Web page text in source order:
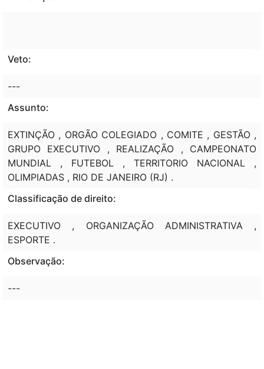
Veto:
---
Assunto:
EXTINÇÃO , ORGÃO COLEGIADO , COMITE , GESTÃO ,
GRUPO EXECUTIVO , REALIZAÇÃO , CAMPEONATO
MUNDIAL , FUTEBOL , TERRITORIO NACIONAL ,
OLIMPIADAS , RIO DE JANEIRO (RJ) .
Classificação de direito:
EXECUTIVO , ORGANIZAÇÃO ADMINISTRATIVA ,
ESPORTE .
Observação:
---